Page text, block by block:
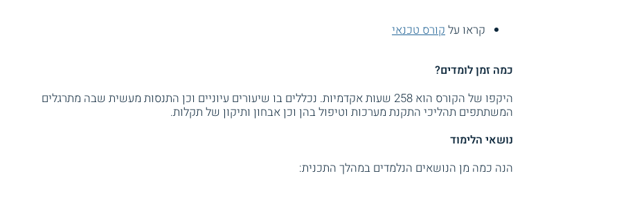
קראו על קורס טכנאי
כמה זמן לומדים?
היקפו של הקורס הוא 258 שעות אקדמיות. נכללים בו שיעורים עיוניים וכן התנסות מעשית שבה מתרגלים
המשתתפים תהליכי התקנת מערכות וטיפול בהן וכן אבחון ותיקון של תקלות.
נושאי הלימוד
הנה כמה מן הנושאים הנלמדים במהלך התכנית: